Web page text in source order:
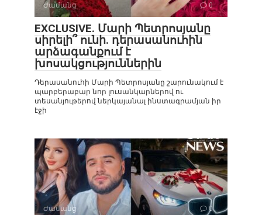
Ժամանց 0
EXCLUSIVE. Մարի Պետրոսյանը
սիրելի՞ ունի. դերասանուհին
արձագանքում է
խոսակցություններին
Դերասանուհի Մարի Պետրոսյանը շարունակում է
պարբերաբար նոր լուսանկարներով ու
տեսանյութերով ներկայանալ ինստագրամյան իր
էջի
Ժամանց 0